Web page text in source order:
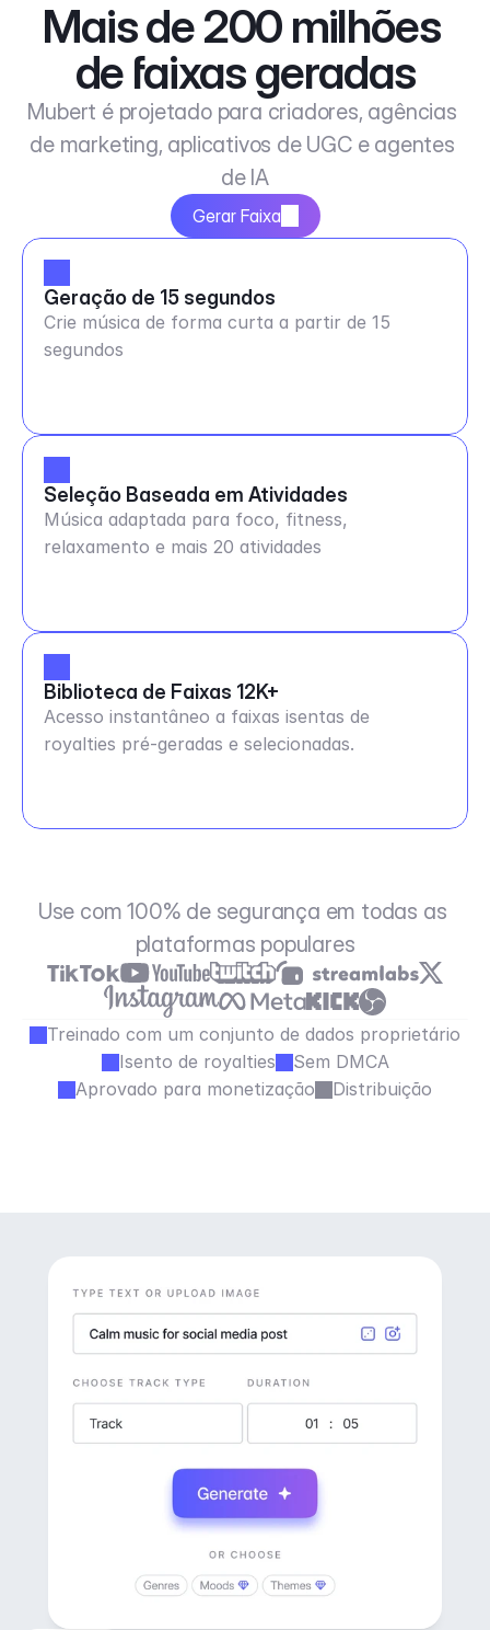
Mais de 200 milhões
de faixas geradas
Mubert é projetado para criadores, agências
de marketing, aplicativos de UGC e agentes
de IA
Gerar Faixa
Geração de 15 segundos
Crie música de forma curta a partir de 15
segundos
Seleção Baseada em Atividades
Música adaptada para foco, fitness,
relaxamento e mais 20 atividades
Biblioteca de Faixas 12K+
Acesso instantâneo a faixas isentas de
royalties pré-geradas e selecionadas.
Use com 100% de segurança em todas as
plataformas populares
Treinado com um conjunto de dados proprietário
Isento de royalties
Sem DMCA
Aprovado para monetização
Distribuição